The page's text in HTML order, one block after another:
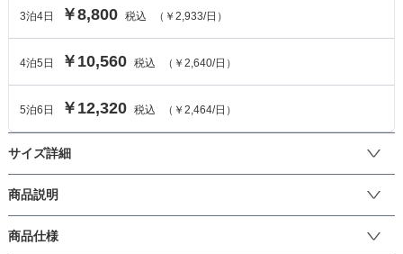
3泊4日 ￥8,800 税込 （ ￥2,933/日）
4泊5 日 ￥10,560 税込 （ ￥2,640/日）
5泊6 日 ￥12,320 税込 （ ￥2,464/日）
サイズ詳細
ジャケットのサイズ
商品説明
【軽やかで心地いいカラミ織りで仕立てたダブルジャケット】
商品仕様